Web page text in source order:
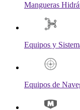
Mangueras
Equipos y
Equipos de